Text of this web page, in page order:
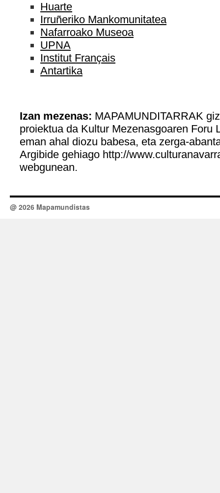
Huarte
Irruñeriko Mankomunitatea
Nafarroako Museoa
UPNA
Institut Français
Antartika
Izan mezenas: MAPAMUNDITARRAK
proiektua da Kultur Mezenasgoaren Foru
eman ahal diozu babesa, eta zerga-
Argibide gehiago http://
webgunean.
@ 2026 Mapamundistas